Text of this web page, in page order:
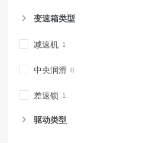
变速箱类型
减速机
中央润滑
差速锁
驱动类型